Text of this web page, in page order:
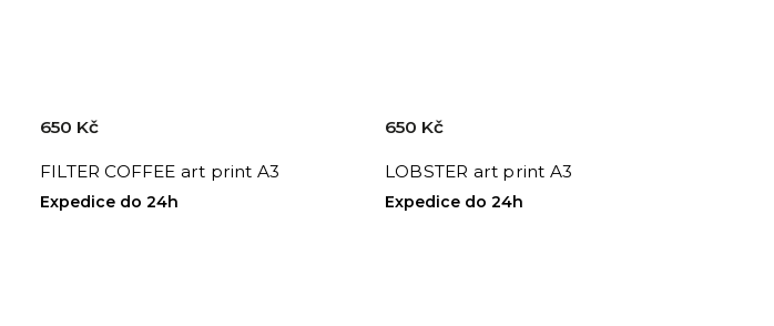
FILTER COFFEE art print A3
Expedice do 24h
650 Kč
LOBSTER art print A3
Expedice do 24h
650 Kč